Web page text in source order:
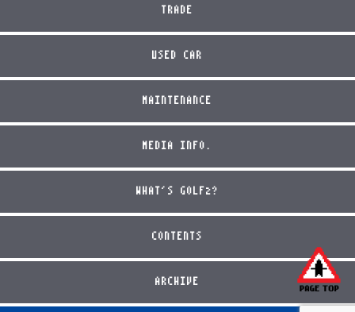
TRADE
USED CAR
MAINTENANCE
MEDIA INFO.
WHAT'S GOLF2?
CONTENTS
ARCHIVE